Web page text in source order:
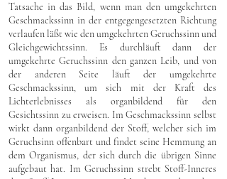
Tatsache in das Bild, wenn man den umgekehrten
Geschmackssinn in der entgegengesetzten Richtung
verlaufen läßt wie den umgekehrten Geruchssinn und
Gleichgewichtssinn. Es durchläuft dann der
umgekehrte Geruchssinn den ganzen Leib, und von
der anderen Seite läuft der umgekehrte
Geschmackssinn, um sich mit der Kraft des
Lichterlebnisses als organbildend für den
Gesichtssinn zu erweisen. Im Geschmackssinn selbst
wirkt dann organbildend der Stoff, welcher sich im
Geruchsinn offenbart und findet seine Hemmung an
dem Organismus, der sich durch die übrigen Sinne
aufgebaut hat. Im Geruchssinn strebt Stoff-Inneres